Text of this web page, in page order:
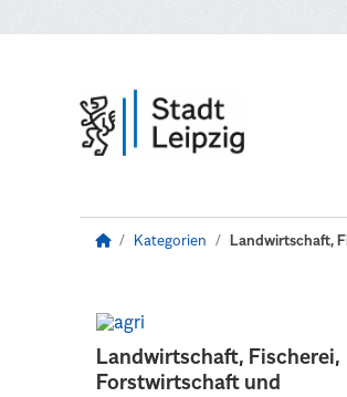
Kategorien Landwirtschaft,
Landwirtschaft, Fischerei,
Forstwirtschaft und